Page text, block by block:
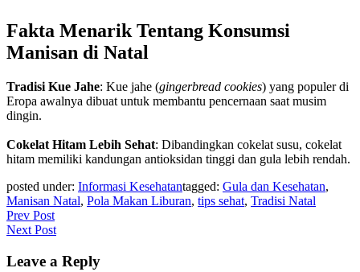
Fakta Menarik Tentang Konsumsi
Manisan di Natal
Tradisi Kue Jahe: Kue jahe (gingerbread cookies) yang populer di
Eropa awalnya dibuat untuk membantu pencernaan saat musim
dingin.
Cokelat Hitam Lebih Sehat: Dibandingkan cokelat susu, cokelat
hitam memiliki kandungan antioksidan tinggi dan gula lebih rendah.
posted under: Informasi Kesehatantagged: Gula dan Kesehatan,
Manisan Natal, Pola Makan Liburan, tips sehat, Tradisi Natal
Post
navigation
Prev Post
Next Post
Leave a Reply